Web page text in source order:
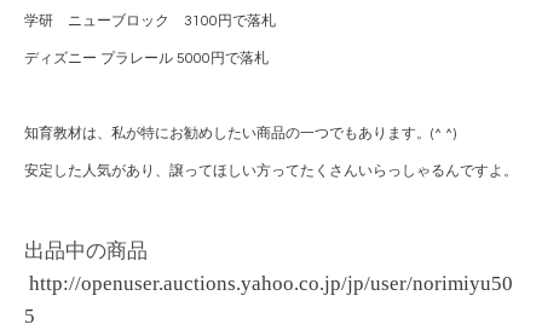
学研 ニューブロック 3100円で落札
ディズニー プラレール 5000円で落札
知育教材は、私が特にお勧めしたい商品の一つでもあります。(^ ^)
安定した人気があり、譲ってほしい方ってたくさんいらっしゃるんですよ。
出品中の商品
http://openuser.auctions.yahoo.co.jp/jp/user/norimiyu50
5